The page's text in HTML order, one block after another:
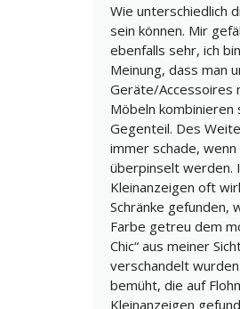
Wie unterschiedlich
sein können. Mir
ebenfalls sehr, ich
Meinung, dass man
Geräte/Accessoires
Möbeln kombinieren
Gegenteil. Des
immer schade,
überpinselt werden.
Kleinanzeigen oft
Schränke gefunden,
Farbe getreu dem
Chic“ aus meiner
verschandelt
bemüht, die auf
Kleinanzeigen